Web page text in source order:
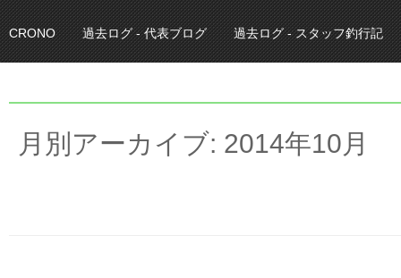
CRONO 過去ログ - 代表ブログ 過去ログ - スタッフ釣行記
月別アーカイブ: 2014年10月